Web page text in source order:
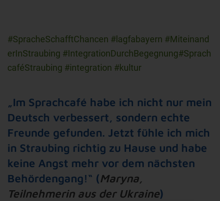
#SpracheSchafftChancen #lagfabayern #Miteinand
erInStraubing #IntegrationDurchBegegnung#Sprach
caféStraubing #integration #kultur
„Im Sprachcafé habe ich nicht nur mein
Deutsch verbessert, sondern echte
Freunde gefunden. Jetzt fühle ich mich
in Straubing richtig zu Hause und habe
keine Angst mehr vor dem nächsten
Behördengang!“ (Maryna,
Teilnehmerin aus der Ukraine)